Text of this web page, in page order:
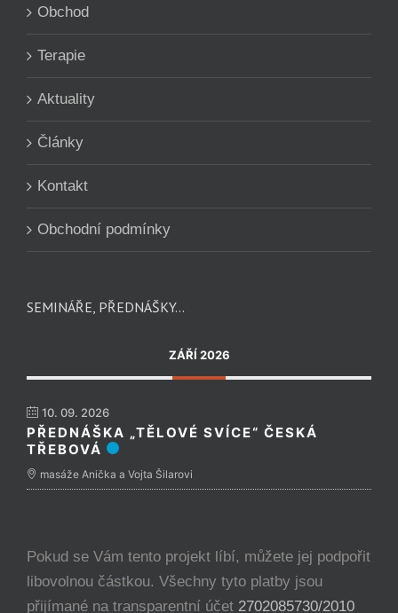
Obchod
Terapie
Aktuality
Články
Kontakt
Obchodní podmínky
SEMINÁŘE, PŘEDNÁŠKY…
ZÁŘÍ 2026
10. 09. 2026
PŘEDNÁŠKA „TĚLOVÉ SVÍCE“ ČESKÁ
TŘEBOVÁ
masáže Anička a Vojta Šilarovi
Pokud se Vám tento projekt líbí, můžete jej podpořit
libovolnou částkou. Všechny tyto platby jsou
přijímané na transparentní účet 2702085730/2010